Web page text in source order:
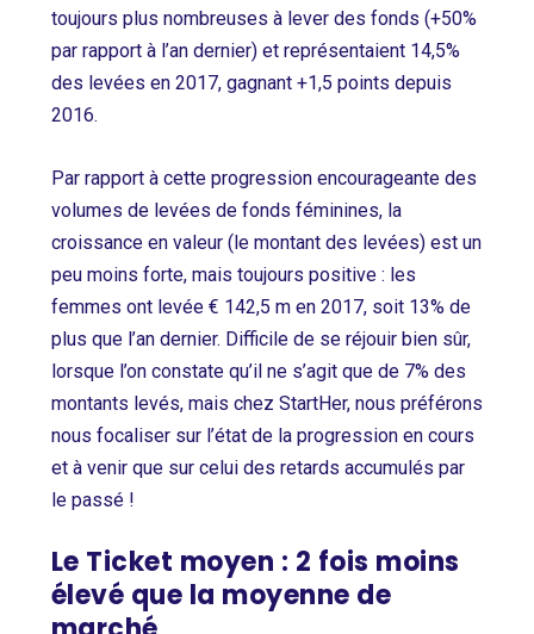
toujours plus nombreuses à lever des fonds (+50%
par rapport à l’an dernier) et représentaient 14,5%
des levées en 2017, gagnant +1,5 points depuis
2016.
Par rapport à cette progression encourageante des
volumes de levées de fonds féminines, la
croissance en valeur (le montant des levées) est un
peu moins forte, mais toujours positive : les
femmes ont levée € 142,5 m en 2017, soit 13% de
plus que l’an dernier. Difficile de se réjouir bien sûr,
lorsque l’on constate qu’il ne s’agit que de 7% des
montants levés, mais chez StartHer, nous préférons
nous focaliser sur l’état de la progression en cours
et à venir que sur celui des retards accumulés par
le passé !
Le Ticket moyen : 2 fois moins
élevé que la moyenne de